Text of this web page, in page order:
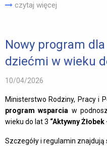
czytaj więcej
Nowy program
dziećmi w wieku
10/04/2026
Ministerstwo Rodziny, Pracy i
program wsparcia w
wieku do lat 3 “Aktywny
Szczegóły i regulamin